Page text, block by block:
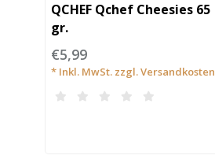
QCHEF Qchef Cheesies 65
gr.
€5,99
* Inkl. MwSt. zzgl.Versandkosten